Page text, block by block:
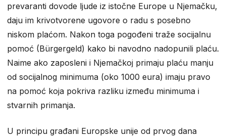
prevaranti dovode ljude iz istočne Europe u Njemačku,
daju im krivotvorene ugovore o radu s posebno
niskom plaćom. Nakon toga pogođeni traže socijalnu
pomoć (Bürgergeld) kako bi navodno nadopunili plaću.
Naime ako zaposleni i Njemačkoj primaju plaću manju
od socijalnog minimuma (oko 1000 eura) imaju pravo
na pomoć koja pokriva razliku između minimuma i
stvarnih primanja.
U principu građani Europske unije od prvog dana